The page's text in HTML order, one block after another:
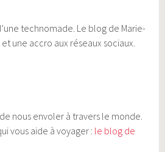
technomade. Le blog de Marie-
une accro aux réseaux sociaux.
nous envoler à travers le monde.
vous aide à voyager : le blog de